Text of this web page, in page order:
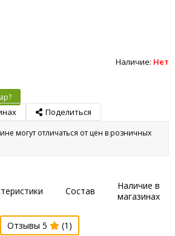
Наличие: Нет
Поделиться
могут отличаться от цен в розничных
Состав
Наличие в
магазинах
Отзывы 5 (1)